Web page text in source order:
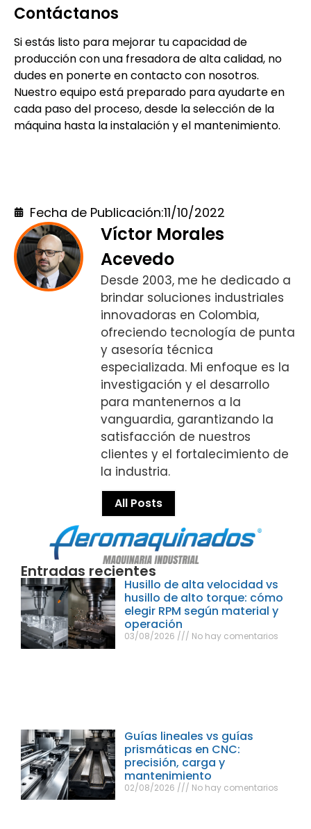
Contáctanos
Si estás listo para mejorar tu capacidad de
producción con una fresadora de alta calidad, no
dudes en ponerte en contacto con nosotros.
Nuestro equipo está preparado para ayudarte en
cada paso del proceso, desde la selección de la
máquina hasta la instalación y el mantenimiento.
Fecha de Publicación:11/10/2022
Víctor Morales
Acevedo
Desde 2003, me he dedicado a
brindar soluciones industriales
innovadoras en Colombia,
ofreciendo tecnología de punta
y asesoría técnica
especializada. Mi enfoque es la
investigación y el desarrollo
para mantenernos a la
vanguardia, garantizando la
satisfacción de nuestros
clientes y el fortalecimiento de
la industria.
All Posts
Entradas recientes
Husillo de alta velocidad vs
husillo de alto torque: cómo
elegir RPM según material y
operación
03/08/2026 No hay comentarios
Guías lineales vs guías
prismáticas en CNC:
precisión, carga y
mantenimiento
02/08/2026 No hay comentarios